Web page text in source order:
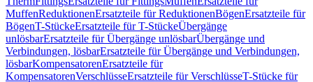
MuffenReduktionenErsatzteile für ReduktionenBögenErsatzteile für
BögenT-StückeErsatzteile für T-StückeÜbergänge
unlösbarErsatzteile für Übergänge unlösbarÜbergänge und
Verbindungen, lösbarErsatzteile für Übergänge und Verbindungen,
lösbarKompensatorenErsatzteile für
KompensatorenVerschlüsseErsatzteile für VerschlüsseT-Stücke für